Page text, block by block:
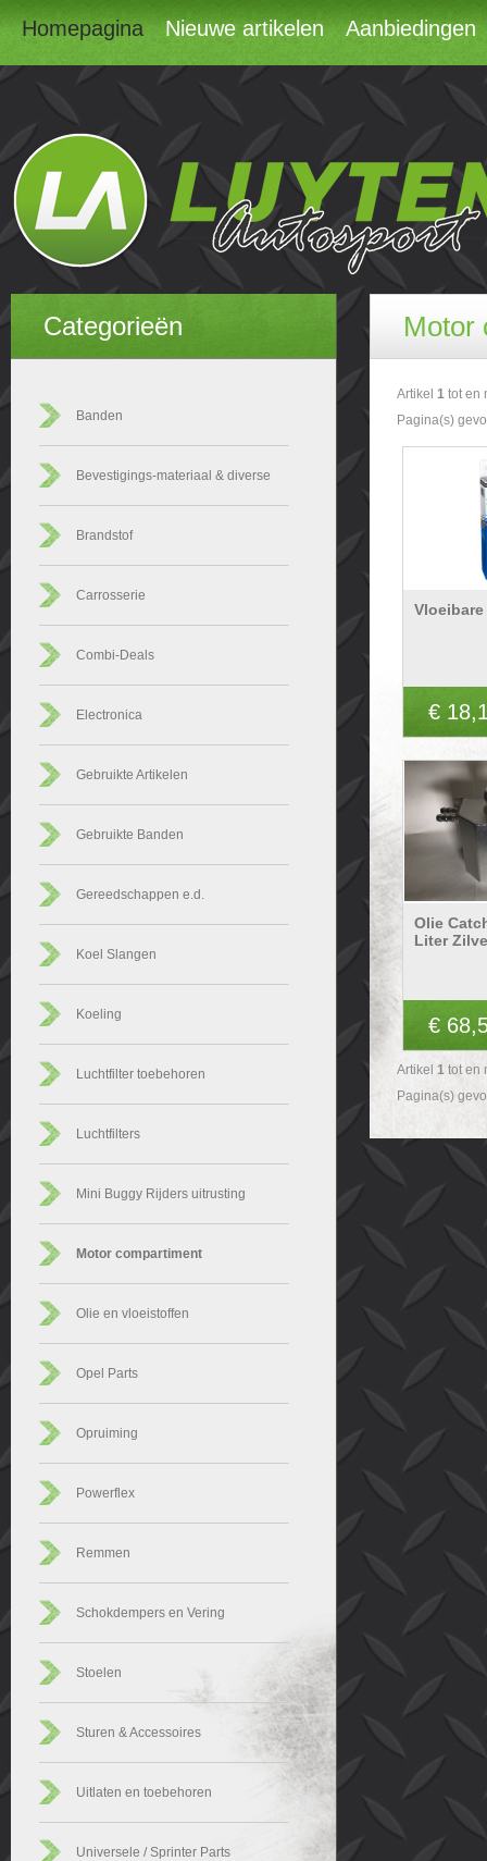
Homepagina Nieuwe artikelen Aanbiedingen
Categorieën
Banden
Bevestigings-materiaal & diverse
Brandstof
Carrosserie
Combi-Deals
Electronica
Gebruikte Artikelen
Gebruikte Banden
Gereedschappen e.d.
Koel Slangen
Koeling
Luchtfilter toebehoren
Luchtfilters
Mini Buggy Rijders uitrusting
Motor compartiment
Olie en vloeistoffen
Opel Parts
Opruiming
Powerflex
Remmen
Schokdempers en Vering
Stoelen
Sturen & Accessoires
Uitlaten en toebehoren
Universele / Sprinter Parts
Motor
Artikel 1 tot en
Pagina(s)
€
Olie
Liter
€
Artikel 1 tot en
Pagina(s)